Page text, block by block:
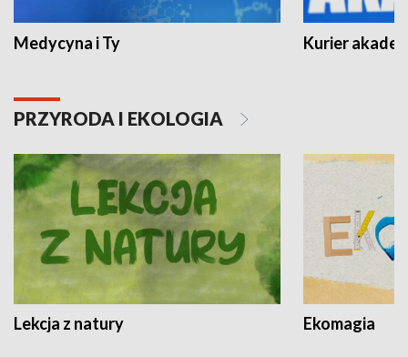
Medycyna i Ty Kurier
PRZYRODA I EKOLOGIA
Lekcja z natury Ekomagia